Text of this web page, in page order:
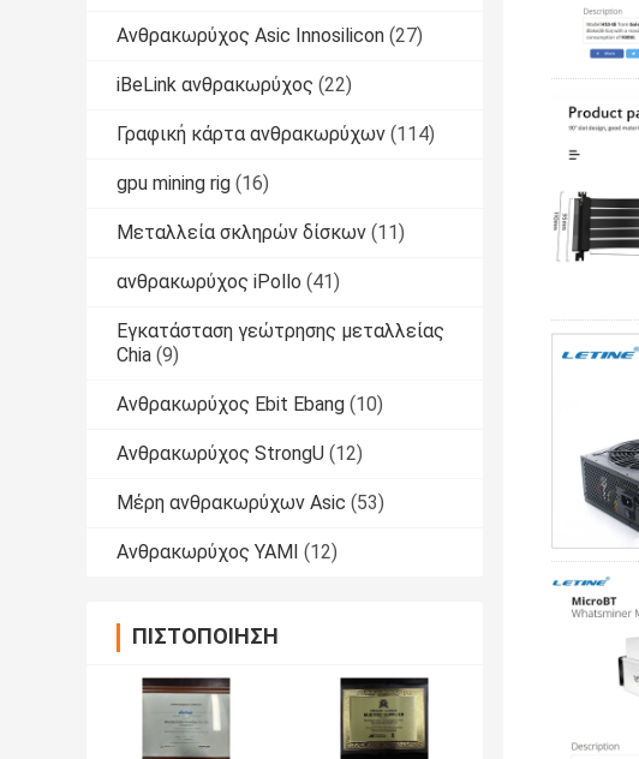
Ανθρακωρύχος Asic Innosilicon (27)
iBeLink ανθρακωρύχος (22)
Γραφική κάρτα ανθρακωρύχων (114)
gpu mining rig (16)
Μεταλλεία σκληρών δίσκων (11)
ανθρακωρύχος iPollo (41)
Εγκατάσταση γεώτρησης μεταλλείας
Chia (9)
Ανθρακωρύχος Ebit Ebang (10)
Ανθρακωρύχος StrongU (12)
Μέρη ανθρακωρύχων Asic (53)
Ανθρακωρύχος YAMI (12)
ΠΙΣΤΟΠΟΊΗΣΗ